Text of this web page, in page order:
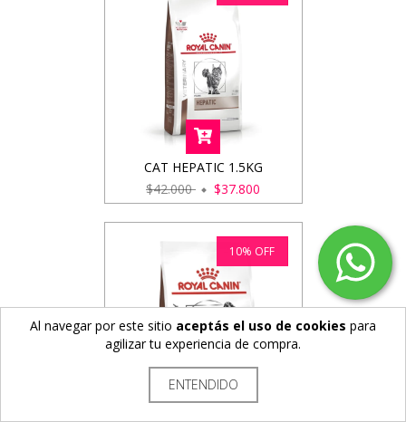
Al navegar por este sitio aceptás el uso de cookies para
agilizar tu experiencia de compra.
ENTENDIDO
CAT HEPATIC 1.5KG
$42.000
$37.800
10% OFF